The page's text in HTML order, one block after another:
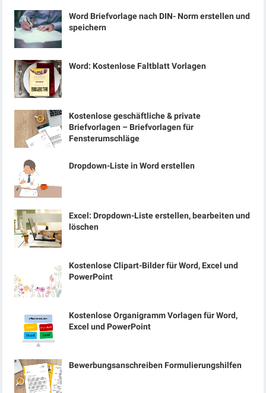
Word Briefvorlage nach DIN- Norm erstellen und
speichern
Word: Kostenlose Faltblatt Vorlagen
Kostenlose geschäftliche & private
Briefvorlagen – Briefvorlagen für
Fensterumschläge
Dropdown-Liste in Word erstellen
Excel: Dropdown-Liste erstellen, bearbeiten und
löschen
Kostenlose Clipart-Bilder für Word, Excel und
PowerPoint
Kostenlose Organigramm Vorlagen für Word,
Excel und PowerPoint
Bewerbungsanschreiben Formulierungshilfen